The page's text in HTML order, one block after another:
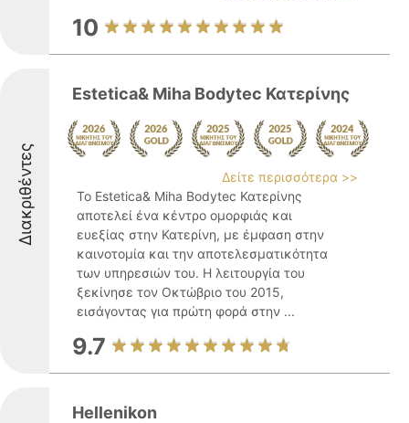
10
Διακριθέντες
Estetica& Miha Bodytec Κατερίνης
Δείτε περισσότερα >>
Το Estetica& Miha Bodytec Κατερίνης
αποτελεί ένα κέντρο ομορφιάς και
ευεξίας στην Κατερίνη, με έμφαση στην
καινοτομία και την αποτελεσματικότητα
των υπηρεσιών του. Η λειτουργία του
ξεκίνησε τον Οκτώβριο του 2015,
εισάγοντας για πρώτη φορά στην ...
9.7
Hellenikon